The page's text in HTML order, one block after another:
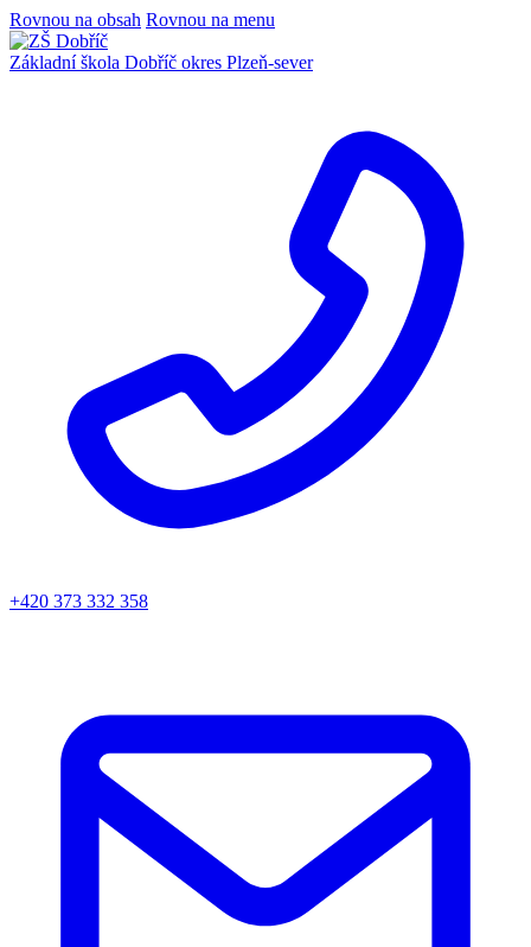
Rovnou na obsah Rovnou na menu
Základní škola Dobříč okres Plzeň-sever
+420 373 332 358